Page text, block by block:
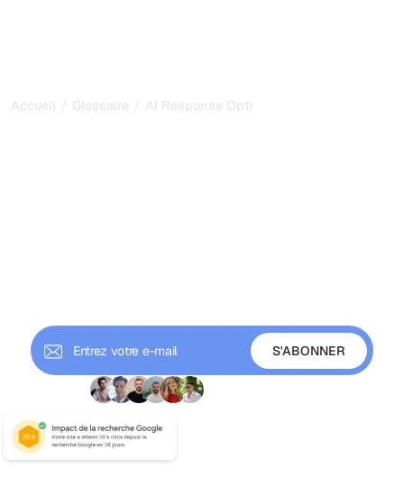
Accueil / Glossaire / AI Response Optimization